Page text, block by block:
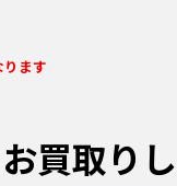
ます
買取り